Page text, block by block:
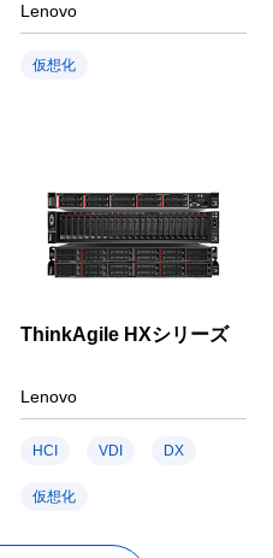
Lenovo
仮想化
ThinkAgile HXシリーズ
Lenovo
HCI VDI DX
仮想化